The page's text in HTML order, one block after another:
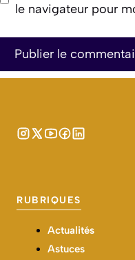
le navigateur pour
RUBRIQUES
Actualités
Astuces